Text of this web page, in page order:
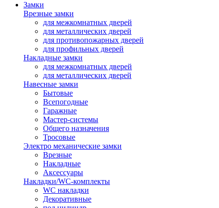
Замки
Врезные замки
для межкомнатных дверей
для металлических дверей
для противопожарных дверей
для профильных дверей
Накладные замки
для межкомнатных дверей
для металлических дверей
Навесные замки
Бытовые
Всепогодные
Гаражные
Мастер-системы
Общего назначения
Тросовые
Электро механические замки
Врезные
Накладные
Аксессуары
Накладки/WC-комплекты
WC накладки
Декоративные